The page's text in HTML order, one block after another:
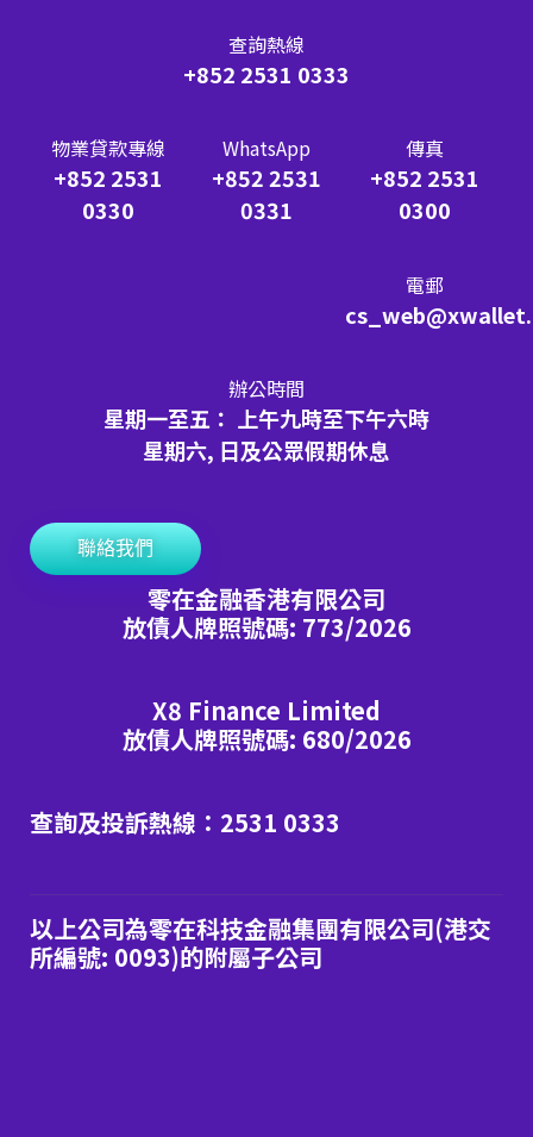
查詢熱線
+852 2531 0333
物業貸款專線
+852 2531
0330
WhatsApp
+852 2531
0331
傳真
+852 2531
0300
電郵
辦公時間
星期一至五： 上午九時至下午六時
星期六, 日及公眾假期休息
聯絡我們
零在金融香港有限公司
放債人牌照號碼: 773/2026
X8 Finance Limited
放債人牌照號碼: 680/2026
查詢及投訴熱線：2531 0333
以上公司為零在科技金融集團有限公司(港交
所編號: 0093)的附屬子公司